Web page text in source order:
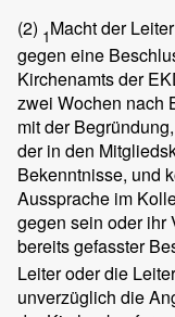
(2) 1Macht der
gegen eine
Kirchenamts der
zwei Wochen nach
mit der
der in den
Bekenntnisse, und
Aussprache im
gegen sein oder ihr
bereits gefasster
Leiter oder die
unverzüglich die